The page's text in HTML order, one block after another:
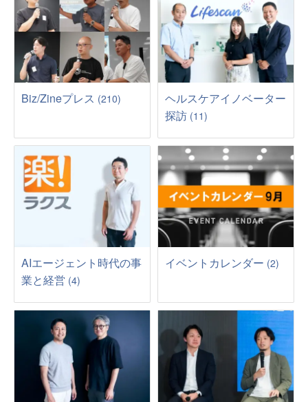
Biz/Zineプレス (210)
ヘルスケアイノベーター
探訪 (11)
AIエージェント時代の事
業と経営 (4)
イベントカレンダー (2)